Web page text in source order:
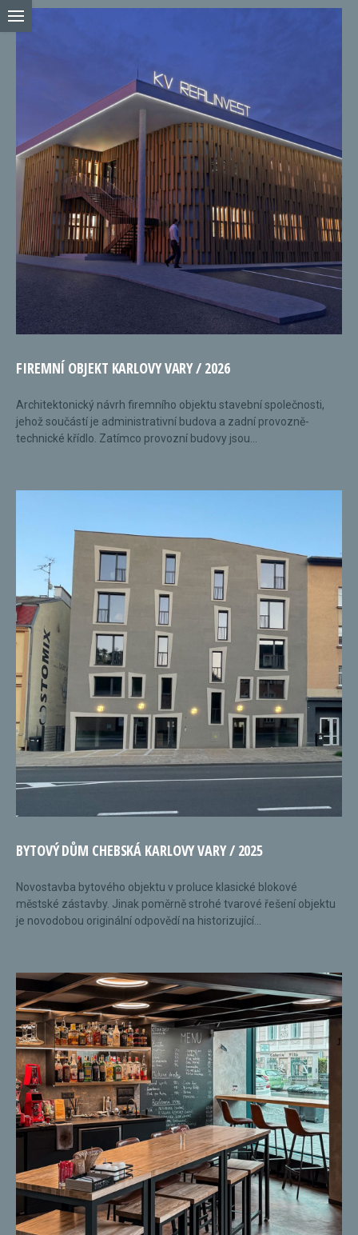
FIREMNÍ OBJEKT KARLOVY VARY / 2026
Architektonický návrh firemního objektu stavební společnosti,
jehož součástí je administrativní budova a zadní provozně-
technické křídlo. Zatímco provozní budovy jsou...
BYTOVÝ DŮM CHEBSKÁ KARLOVY VARY / 2025
Novostavba bytového objektu v proluce klasické blokové
městské zástavby. Jinak poměrně strohé tvarové řešení objektu
je novodobou originální odpovědí na historizující...